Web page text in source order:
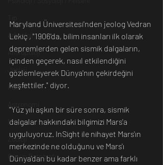
Arkeoloji
Antropoloji
Jeoloji
Fizik
Müzik
Zooloji
Günün Fotoğrafı
Maryland Üniversitesi'nden jeolog Vedran
Lekiç , "1906'da, bilim insanları ilk olarak
depremlerden gelen sismik dalgaların,
içinden geçerek, nasıl etkilendiğini
gözlemleyerek Dünya'nın çekirdeğini
keşfettiler." diyor.
"Yüz yılı aşkın bir süre sonra, sismik
dalgalar hakkındaki bilgimizi Mars'a
uyguluyoruz. InSight ile nihayet Mars'ın
merkezinde ne olduğunu ve Mars'ı
Dünya'dan bu kadar benzer ama farklı